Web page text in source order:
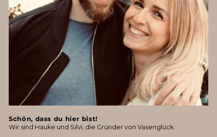
Schön, dass du hier bist!
Wir sind Hauke und Silvi, die Gründer von Vasenglück.